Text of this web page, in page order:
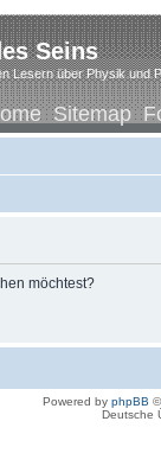
Seins
Lesern über Physik und
Sitemap
möchtest?
Powered by phpBB
Deutsche